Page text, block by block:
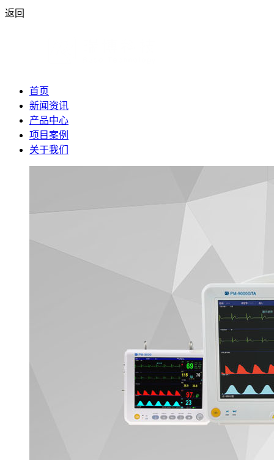
返回
首页
新闻资讯
产品中心
项目案例
关于我们